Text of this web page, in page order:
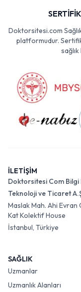
Doktorsitesi.com
platformudur.
İLETİŞİM
Doktorsitesi Com Bilgi
Teknoloji ve Ticaret
Maslak Mah. Ahi Evran
Kat Kolektif House
İstanbul, Türkiye
SAĞLIK
Uzmanlar
Uzmanlık Alanları